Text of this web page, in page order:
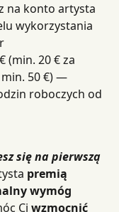
na konto artysta
wykorzystania
(min. 20 € za
50 €) —
roboczych od
się na pierwszą
premią
wymóg
Ci wzmocnić